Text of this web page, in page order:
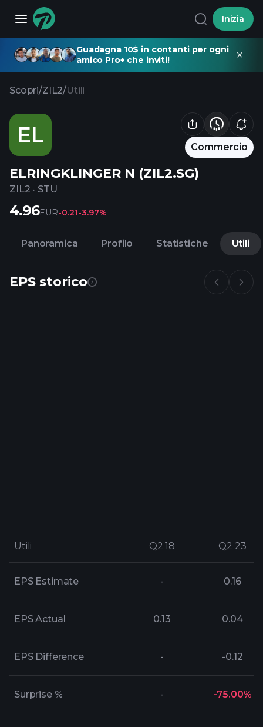
Inizia
Guadagna 10$ in contanti per ogni
amico Pro+ che inviti!
Scopri/ZIL2/Utili
EL Commercio
ELRINGKLINGER N (ZIL2.SG)
ZIL2 · STU
4.96EUR-0.21-3.97%
Panoramica Profilo Statistiche Utili
EPS storico
Utili Q2 18 Q2 23
Utili Q2 18 Q2 23
EPS Estimate - 0.16
EPS Actual 0.13 0.04
EPS Difference - -0.12
Surprise % - -75.00%